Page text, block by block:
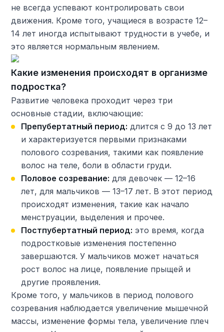
не всегда успевают контролировать свои
движения. Кроме того, учащиеся в возрасте 12–
14 лет иногда испытывают трудности в учебе, и
это является нормальным явлением.
Какие изменения происходят в организме
подростка?
Развитие человека проходит через три
основные стадии, включающие:
Препубертатный период: длится с 9 до 13 лет
и характеризуется первыми признаками
полового созревания, такими как появление
волос на теле, боли в области груди.
Половое созревание: для девочек — 12–16
лет, для мальчиков — 13–17 лет. В этот период
происходят изменения, такие как начало
менструации, выделения и прочее.
Постпубертатный период: это время, когда
подростковые изменения постепенно
завершаются. У мальчиков может начаться
рост волос на лице, появление прыщей и
другие проявления.
Кроме того, у мальчиков в период полового
созревания наблюдается увеличение мышечной
массы, изменение формы тела, увеличение плеч